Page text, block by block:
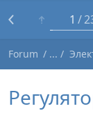
1
Forum